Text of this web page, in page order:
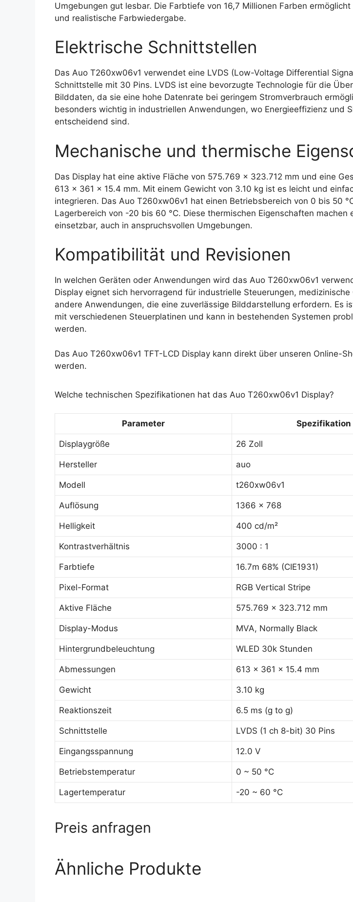
Umgebungen gut lesbar. Die Farbtiefe von 16,7 Millionen Farben
und realistische Farbwiedergabe.
Elektrische Schnittstellen
Das Auo T260xw06v1 verwendet eine LVDS (Low-Voltage Differential
Schnittstelle mit 30 Pins. LVDS ist eine bevorzugte Technologie für die
Bilddaten, da sie eine hohe Datenrate bei geringem Stromverbrauch
besonders wichtig in industriellen Anwendungen, wo Energieeffizienz und
entscheidend sind.
Mechanische und thermische
Das Display hat eine aktive Fläche von 575.769 x 323.712 mm und eine
613 x 361 x 15.4 mm. Mit einem Gewicht von 3.10 kg ist es leicht und
integrieren. Das Auo T260xw06v1 hat einen Betriebsbereich von 0 bis 50
Lagerbereich von -20 bis 60 °C. Diese thermischen Eigenschaften machen
einsetzbar, auch in anspruchsvollen Umgebungen.
Kompatibilität und Revisionen
In welchen Geräten oder Anwendungen wird das Auo T260xw06v1
Display eignet sich hervorragend für industrielle Steuerungen, medizinische
andere Anwendungen, die eine zuverlässige Bilddarstellung erfordern. Es
mit verschiedenen Steuerplatinen und kann in bestehenden Systemen
werden.
Das Auo T260xw06v1 TFT-LCD Display kann direkt über unseren Online-
werden.
Welche technischen Spezifikationen hat das Auo T260xw06v1 Display?
Parameter Spezifikation
Displaygröße 26 Zoll
Hersteller auo
Modell t260xw06v1
Auflösung 1366 x 768
Helligkeit 400 cd/m²
Kontrastverhältnis 3000 : 1
Farbtiefe 16.7m 68% (CIE1931)
Pixel-Format RGB Vertical Stripe
Aktive Fläche 575.769 x 323.712 mm
Display-Modus MVA, Normally Black
Hintergrundbeleuchtung WLED 30k Stunden
Abmessungen 613 x 361 x 15.4 mm
Gewicht 3.10 kg
Reaktionszeit 6.5 ms (g to g)
Schnittstelle LVDS (1 ch 8-bit) 30 Pins
Eingangsspannung 12.0 V
Betriebstemperatur 0 ~ 50 °C
Lagertemperatur -20 ~ 60 °C
Preis anfragen
Ähnliche Produkte